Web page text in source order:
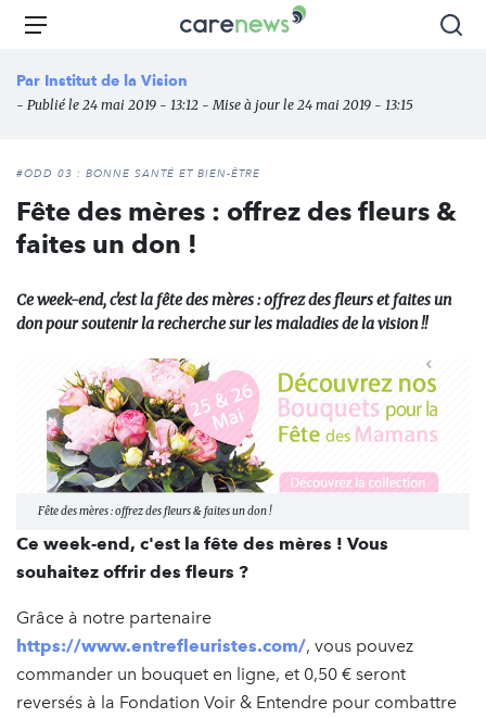
Aller
principal
Carenews,
des
l'engagement
Menu
Par Institut de la Vision
- Publié le 24 mai 2019 - 13:12 - Mise à jour le 24 mai 2019 - 13:15
#ODD 03 : BONNE SANTÉ ET BIEN-ÊTRE
Fête des mères : offrez des fleurs &
faites un don !
Ce week-end, c'est la fête des mères : offrez des fleurs et faites un
don pour soutenir la recherche sur les maladies de la vision !!
Fête des mères : offrez des fleurs & faites un don !
Ce week-end, c'est la fête des mères ! Vous
souhaitez offrir des fleurs ?
Grâce à notre partenaire
https://www.entrefleuristes.com/, vous pouvez
commander un bouquet en ligne, et 0,50 € seront
reversés à la Fondation Voir & Entendre pour combattre